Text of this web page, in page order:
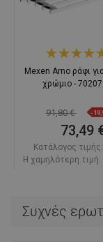
Συχνές
Mexen Arno ράφι
χρώμιο -
91,80 € -
73,49
Κατάλογος τιμής:
Η χαμηλότερη τιμή: